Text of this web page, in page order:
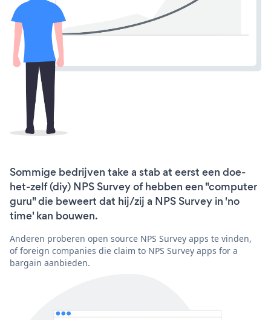
Sommige bedrijven take a stab at eerst een doe-
het-zelf (diy) NPS Survey of hebben een "computer
guru" die beweert dat hij/zij a NPS Survey in 'no
time' kan bouwen.
Anderen proberen open source NPS Survey apps te vinden,
of foreign companies die claim to NPS Survey apps for a
bargain aanbieden.